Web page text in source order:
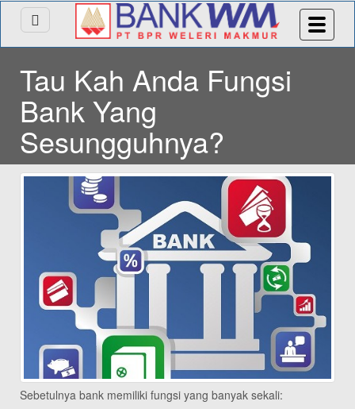
Tau Kah Anda Fungsi
Bank Yang
Sesungguhnya?
Sebetulnya bank memiliki fungsi yang banyak sekali: